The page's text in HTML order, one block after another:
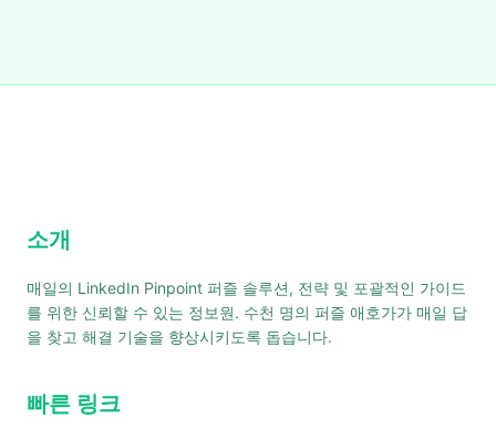
소개
매일의 LinkedIn Pinpoint 퍼즐 솔루션, 전략 및 포괄적인 가이드
를 위한 신뢰할 수 있는 정보원. 수천 명의 퍼즐 애호가가 매일 답
을 찾고 해결 기술을 향상시키도록 돕습니다.
빠른 링크